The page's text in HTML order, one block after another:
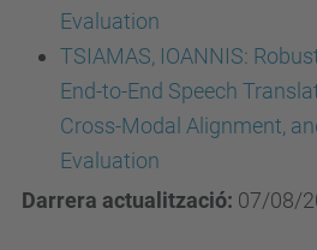
Evaluation
TSIAMAS, IOANNIS:
End-to-End Speech
Cross-Modal Alignment,
Evaluation
Darrera actualització: 07/08/